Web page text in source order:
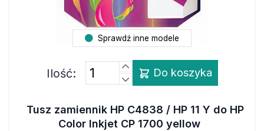
Sprawdź inne modele
Ilość: Do koszyka
Tusz zamiennik HP C4838 / HP 11 Y do HP
Color Inkjet CP 1700 yellow